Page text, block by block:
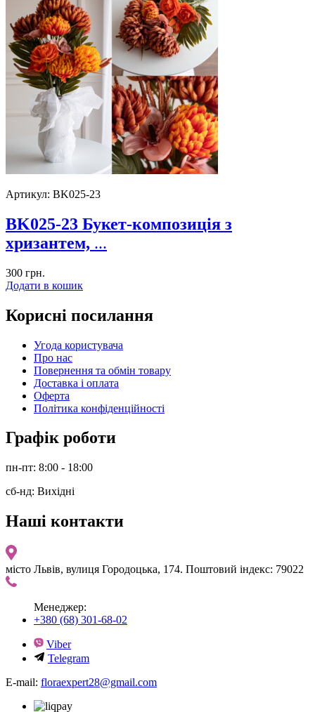
Артикул: BK025-23
BK025-23 Букет-композиція з
хризантем, ...
300 грн.
Додати в кошик
Корисні посилання
Угода користувача
Про нас
Повернення та обмін товару
Доставка і оплата
Оферта
Політика конфіденційності
Графік роботи
пн-пт: 8:00 - 18:00
сб-нд: Вихідні
Наші контакти
місто Львів, вулиця Городоцька, 174. Поштовий індекс: 79022
Менеджер:
+380 (68) 301-68-02
Viber
Telegram
E-mail: floraexpert28@gmail.com